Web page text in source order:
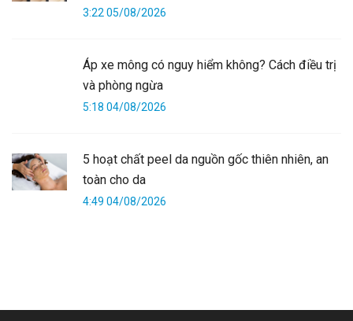
3:22 05/08/2026
Áp xe mông có nguy hiểm không? Cách điều trị
và phòng ngừa
5:18 04/08/2026
5 hoạt chất peel da nguồn gốc thiên nhiên, an
toàn cho da
4:49 04/08/2026